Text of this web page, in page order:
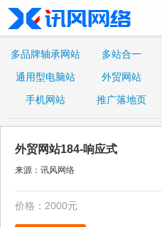
多品牌轴承网站 多站合一
通用型电脑站 外贸网站
手机网站
推广落地页
外贸网站184-响应式
来源：讯风网络
价格：2000元